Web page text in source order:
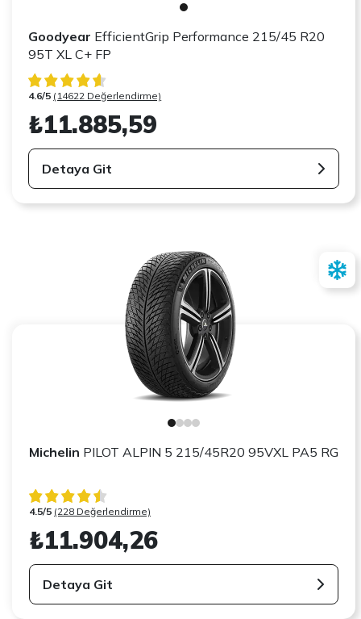
Goodyear EfficientGrip Performance 215/45 R20
95T XL C+ FP
4.6/5 (14622 Değerlendirme)
₺11.885,59
Detaya Git
Michelin PILOT ALPIN 5 215/45R20 95VXL PA5 RG
4.5/5 (228 Değerlendirme)
₺11.904,26
Detaya Git